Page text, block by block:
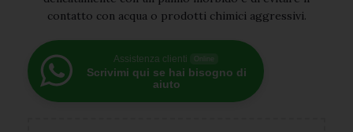
contatto con acqua o prodotti chimici aggressivi.
Assistenza clienti
Scrivimi qui se hai bisogno di
aiuto